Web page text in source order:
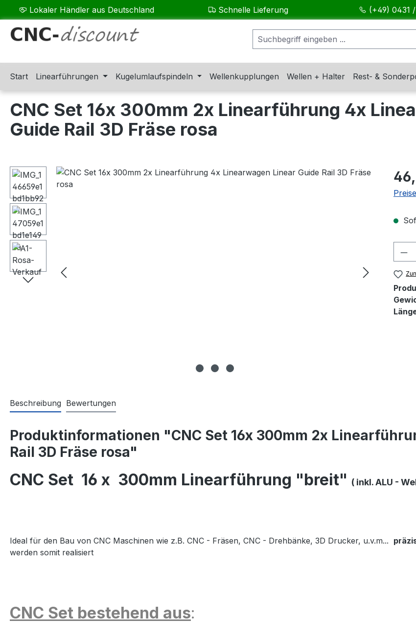
Hauptinhalt springen
Zur Suche springen
Zur Hauptnavigation springen
Lokaler Händler aus Deutschland Schnelle Lieferung (+49) 0431
Start Linearführungen Kugelumlaufspindeln Wellenkupplungen Wellen + Halter Rest- &
CNC Set 16x 300mm 2x Linearführung 4x
Guide Rail 3D Fräse rosa
Bildergalerie überspringen
Beschreibung Bewertungen
Produktinformationen "CNC Set 16x 300mm 2x
Rail 3D Fräse rosa"
CNC Set 16 x 300mm Linearführung "breit" ( inkl. ALU -
Ideal für den Bau von CNC Maschinen wie z.B. CNC - Fräsen, CNC - Drehbänke, 3D Drucker, u.v.m...
werden somit realisiert
CNC Set bestehend aus: